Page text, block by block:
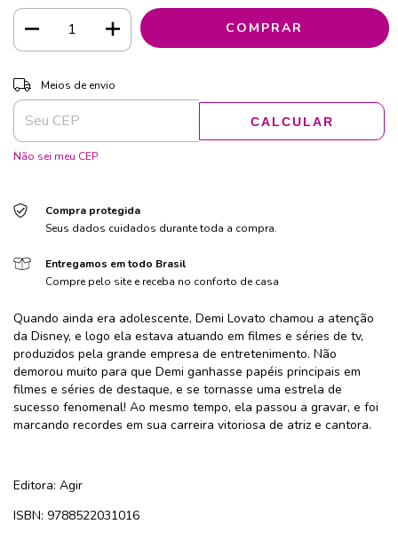
Entregas para o CEP:
Meios de envio
CALCULAR
Não sei meu CEP
Compra protegida
Seus dados cuidados durante toda a compra.
Entregamos em todo Brasil
Compre pelo site e receba no conforto de casa
Quando ainda era adolescente, Demi Lovato chamou a atenção
da Disney, e logo ela estava atuando em filmes e séries de tv,
produzidos pela grande empresa de entretenimento. Não
demorou muito para que Demi ganhasse papéis principais em
filmes e séries de destaque, e se tornasse uma estrela de
sucesso fenomenal! Ao mesmo tempo, ela passou a gravar, e foi
marcando recordes em sua carreira vitoriosa de atriz e cantora.
Editora: Agir
ISBN: 9788522031016